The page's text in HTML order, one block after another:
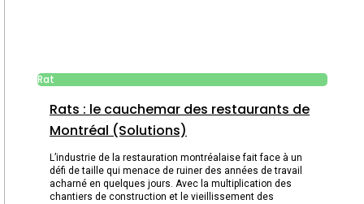
Rat
Rats : le cauchemar des restaurants de
Montréal (Solutions)
L’industrie de la restauration montréalaise fait face à un
défi de taille qui menace de ruiner des années de travail
acharné en quelques jours. Avec la multiplication des
chantiers de construction et le vieillissement des